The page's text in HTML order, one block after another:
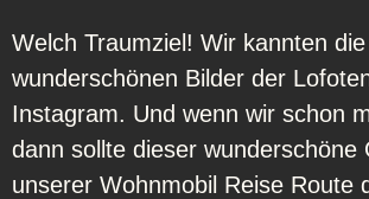
Welch Traumziel! Wir kannten die
wunderschönen Bilder der
Instagram. Und wenn wir schon
dann sollte dieser wunderschöne
unserer Wohnmobil Reise Route